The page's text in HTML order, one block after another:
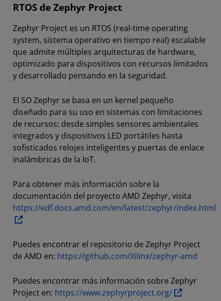
RTOS de Zephyr Project
Zephyr Project es un RTOS (real-time operating
system, sistema operativo en tiempo real) escalable
que admite múltiples arquitecturas de hardware,
optimizado para dispositivos con recursos limitados
y desarrollado pensando en la seguridad.
El SO Zephyr se basa en un kernel pequeño
diseñado para su uso en sistemas con limitaciones
de recursos: desde simples sensores ambientales
integrados y dispositivos LED portátiles hasta
sofisticados relojes inteligentes y puertas de enlace
inalámbricas de la IoT.
Para obtener más información sobre la
documentación del proyecto AMD Zephyr, visita
https://edf.docs.amd.com/en/latest/zephyr/index.html
Puedes encontrar el repositorio de Zephyr Project
de AMD en: https://github.com/Xilinx/zephyr-amd
Puedes encontrar más información sobre Zephyr
Project en: https://www.zephyrproject.org/